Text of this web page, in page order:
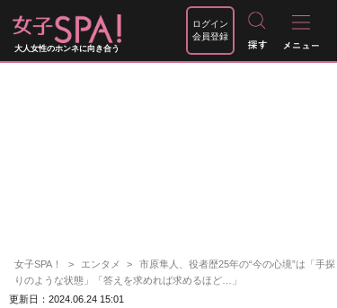
大人女性のホンネに向き合う
ログイン
会員登録
女子SPA！ エンタメ
市原隼人、役者歴25年の“今の心境”は「手探
りのような状態」「答えを求めれば求めるほど…」
更新日：2024.06.24 15:01